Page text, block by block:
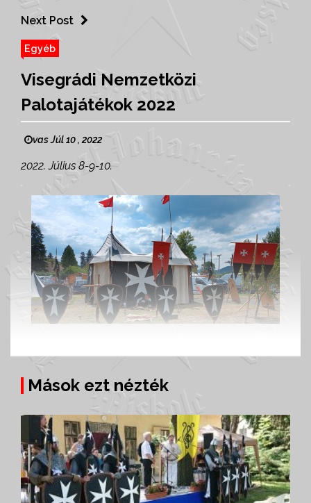
Next Post
Egyéb
Visegrádi Nemzetközi
Palotajátékok 2022
vas Júl 10 , 2022
2022. Július 8-9-10.
Mások ezt nézték